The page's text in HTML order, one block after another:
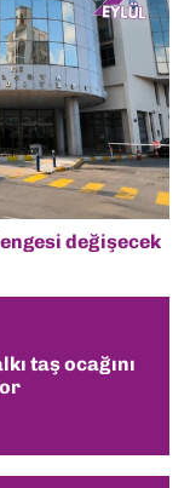
değişecek
taş ocağını